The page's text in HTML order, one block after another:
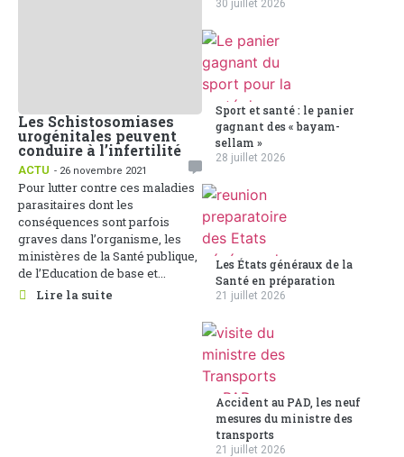
Les Schistosomiases
urogénitales peuvent
conduire à l’infertilité
ACTU - 26 novembre 2021
Pour lutter contre ces maladies
parasitaires dont les
conséquences sont parfois
graves dans l’organisme, les
ministères de la Santé publique,
de l’Education de base et...
Lire la suite
30 juillet 2026
Sport et santé : le panier
gagnant des « bayam-
sellam »
28 juillet 2026
Les États généraux de la
Santé en préparation
21 juillet 2026
Accident au PAD, les neuf
mesures du ministre des
transports
21 juillet 2026